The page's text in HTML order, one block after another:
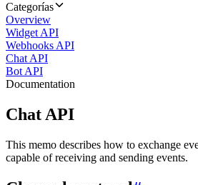
Categorías
Overview
Widget API
Webhooks API
Chat API
Bot API
Documentation
Chat API
This memo describes how to exchange
capable of receiving and sending events.